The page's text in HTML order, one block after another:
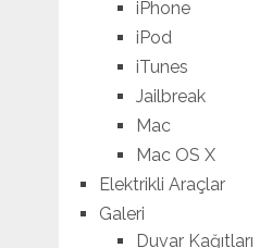
iPhone
iPod
iTunes
Jailbreak
Mac
Mac OS X
Elektrikli Araçlar
Galeri
Duvar Kağıtları